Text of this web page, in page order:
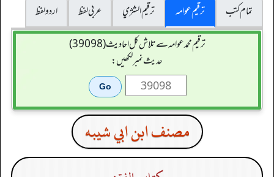
تمام کتب
ترقیم عوامہ ترقيم الشژي عربی لفظ
اردو لفظ
ترقیم محمدعوامہ سے تلاش کل احادیث (39098)
حدیث نمبر لکھیں:
مصنف ابن ابي شيبه